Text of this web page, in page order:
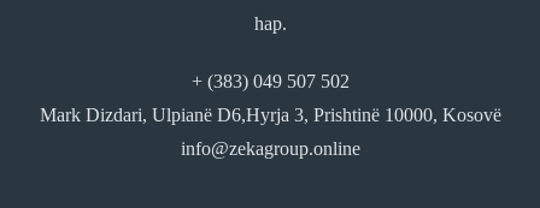
hap.
+ (383) 049 507 502
Mark Dizdari, Ulpianë D6,Hyrja 3, Prishtinë 10000, Kosovë
info@zekagroup.online